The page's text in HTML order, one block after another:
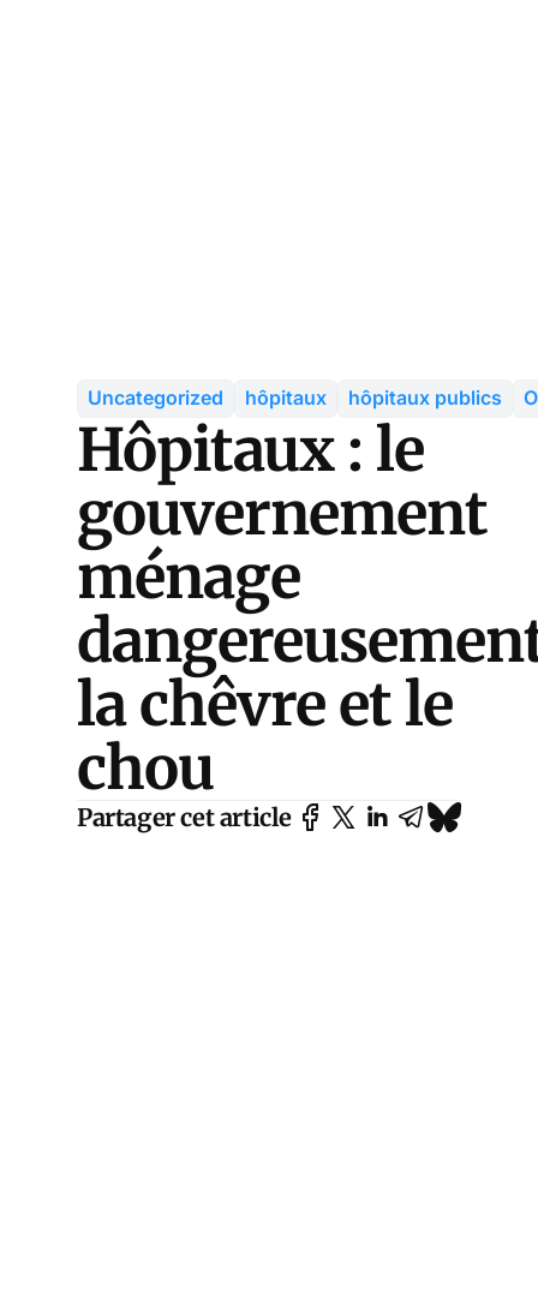
Uncategorized hôpitaux hôpitaux publics
Hôpitaux : le
gouvernement
ménage
la chêvre et le
chou
Partager cet article